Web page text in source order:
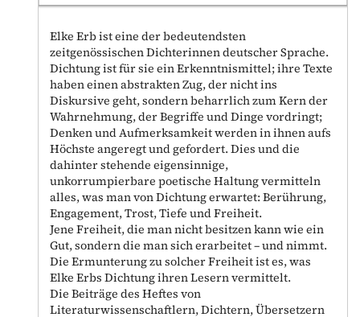
Elke Erb ist eine der bedeutendsten
zeitgenössischen Dichterinnen deutscher Sprache.
Dichtung ist für sie ein Erkenntnismittel; ihre Texte
haben einen abstrakten Zug, der nicht ins
Diskursive geht, sondern beharrlich zum Kern der
Wahrnehmung, der Begriffe und Dinge vordringt;
Denken und Aufmerksamkeit werden in ihnen aufs
Höchste angeregt und gefordert. Dies und die
dahinter stehende eigensinnige,
unkorrumpierbare poetische Haltung vermitteln
alles, was man von Dichtung erwartet: Berührung,
Engagement, Trost, Tiefe und Freiheit.
Jene Freiheit, die man nicht besitzen kann wie ein
Gut, sondern die man sich erarbeitet – und nimmt.
Die Ermunterung zu solcher Freiheit ist es, was
Elke Erbs Dichtung ihren Lesern vermittelt.
Die Beiträge des Heftes von
Literaturwissenschaftlern, Dichtern, Übersetzern